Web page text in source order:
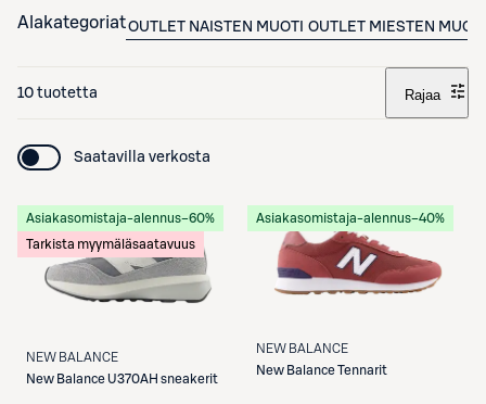
AlakategoriatOUTLET NAISTEN MUOTI OUTLET MIESTEN MUOTI
10 tuotetta Rajaa
Saatavilla verkosta
Asiakasomistaja-alennus−60%
Tarkista myymäläsaatavuus
NEW BALANCE
New BalanceU370AH sneakerit
Asiakasomistaja-alennus−40%
NEW BALANCE
New BalanceTennarit